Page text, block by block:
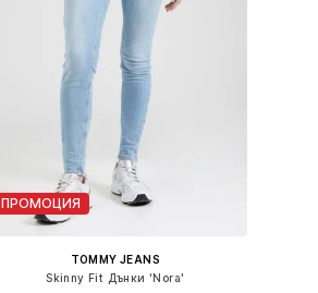
ПРОМОЦИЯ
TOMMY JEANS
Skinny Fit Дънки 'Nora'